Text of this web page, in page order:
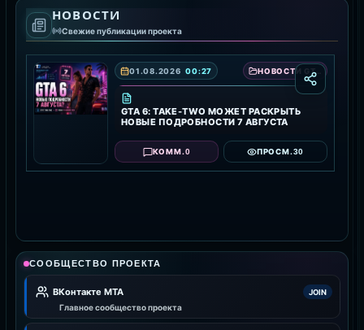
СКАЧАТЬ RAGE MP
НОВОСТИ
Свежие публикации проекта
01.08.2026 00:27 НОВОСТИ GTA 6 — ДАТА ВЫХОДА, ТРЕЙЛЕРЫ И ПОДРОБНОСТИ ИГРЫ
GTA 6: TAKE-TWO МОЖЕТ РАСКРЫТЬ
НОВЫЕ ПОДРОБНОСТИ 7 АВГУСТА
КОММ.0 ПРОСМ.30
СООБЩЕСТВО ПРОЕКТА
ВКонтакте MTA JOIN
Главное сообщество проекта